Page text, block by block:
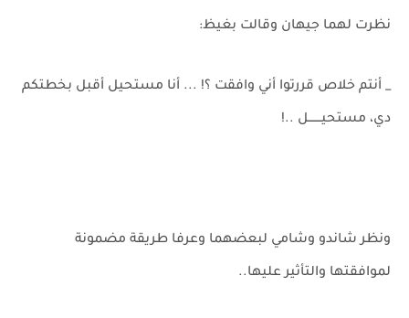
نظرت لهما جيهان وقالت بغيظ:
_ أنتم خلاص قررتوا أني وافقت ؟! ... أنا مستحيل أقبل بخطتكم
دي، مستحيـــــــل ..!
ونظر شاندو وشامي لبعضهما وعرفا طريقة مضمونة
لموافقتها والتأثير عليها..